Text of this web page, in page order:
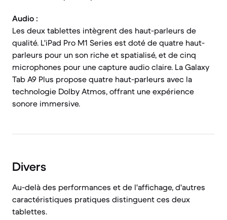
Audio :
Les deux tablettes intègrent des haut-parleurs de
qualité. L'iPad Pro M1 Series est doté de quatre haut-
parleurs pour un son riche et spatialisé, et de cinq
microphones pour une capture audio claire. La Galaxy
Tab A9 Plus propose quatre haut-parleurs avec la
technologie Dolby Atmos, offrant une expérience
sonore immersive.
Divers
Au-delà des performances et de l'affichage, d'autres
caractéristiques pratiques distinguent ces deux
tablettes.